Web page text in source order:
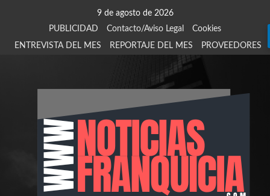
9 de agosto de 2026
PUBLICIDAD
Contacto/Aviso Legal
Cookies
ENTREVISTA DEL MES
REPORTAJE DEL MES PROVEEDORES
924 907